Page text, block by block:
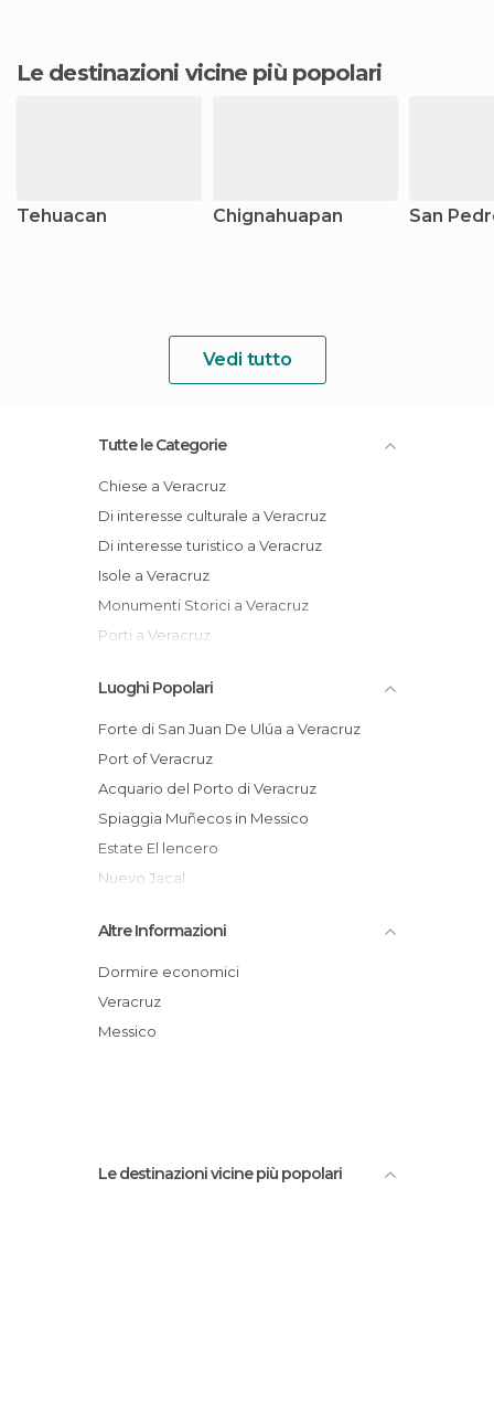
Le destinazioni vicine più popolari
Tehuacan Chignahuapan San
Vedi tutto
Tutte le Categorie
Chiese a Veracruz
Di interesse culturale a Veracruz
Di interesse turistico a Veracruz
Isole a Veracruz
Monumenti Storici a Veracruz
Porti a Veracruz
Luoghi Popolari
Forte di San Juan De Ulúa a Veracruz
Port of Veracruz
Acquario del Porto di Veracruz
Spiaggia Muñecos in Messico
Estate El lencero
Nuevo Jacal
Los Portales de Veracruz
Salto di Egipantla a Veracruz in Messico
Isla de Sacrificios
Malecón del Paseo
Altre Informazioni
Dormire economici
Veracruz
Messico
Le destinazioni vicine più popolari